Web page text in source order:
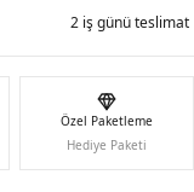
2 iş günü teslimat
Özel Paketleme
Hediye Paketi